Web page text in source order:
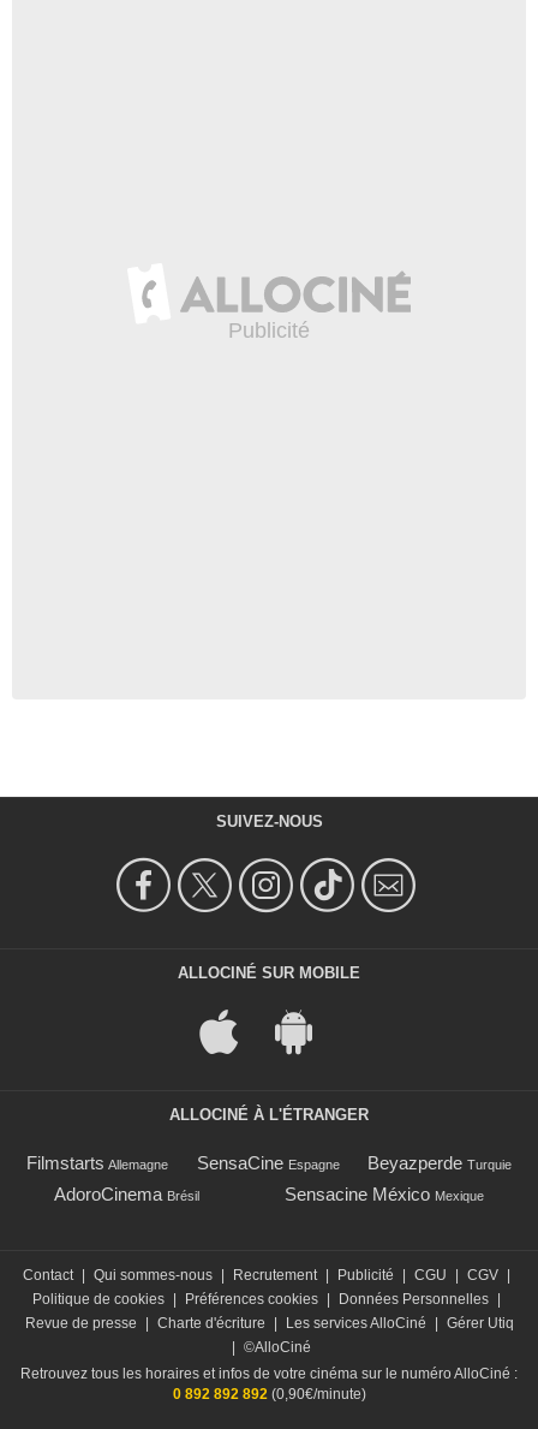
SUIVEZ-NOUS
ALLOCINÉ SUR MOBILE
ALLOCINÉ À L'ÉTRANGER
Filmstarts Allemagne SensaCine Espagne Beyazperde Turquie
AdoroCinema Brésil Sensacine México Mexique
Contact Qui sommes-nous Recrutement Publicité CGU CGV
Politique de cookies
Préférences cookies Données Personnelles
Revue de presse
Charte d'écriture Les services AlloCiné
Gérer Utiq
©AlloCiné
Retrouvez tous les horaires et infos de votre cinéma sur le numéro AlloCiné :
0 892 892 892(0,90€/minute)